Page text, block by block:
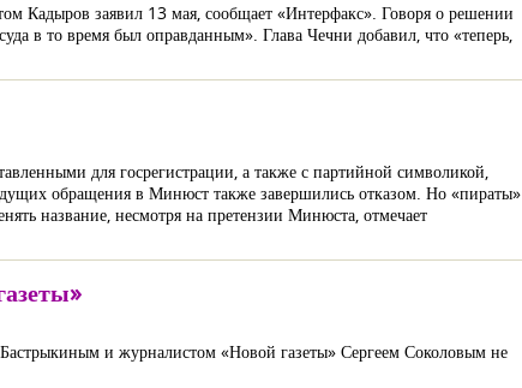
Кадыров заявил 13 мая, сообщает «Интерфакс». Говоря о решении
в то время был оправданным». Глава Чечни добавил, что «теперь,
для госрегистрации, а также с партийной символикой,
обращения в Минюст также завершились отказом. Но «пираты»
название, несмотря на претензии Минюста, отмечает
Бастрыкиным и журналистом «Новой газеты» Сергеем Соколовым не